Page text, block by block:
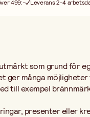
499:- Leverans 2-4
som grund för
ger många
till exempel
presenter eller